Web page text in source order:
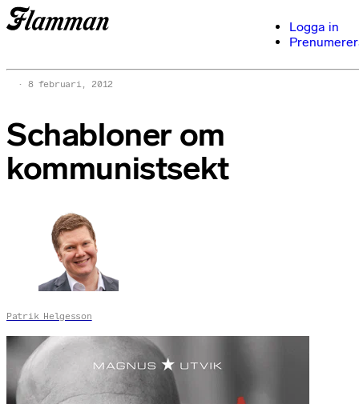
Logga in
8 februari, 2012
Schabloner om
kommunistsekt
Patrik Helgesson